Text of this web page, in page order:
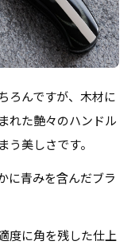
ろんですが、木材に
れた艶々のハンドル
美しさです。
に青みを含んだブラ
度に角を残した仕上